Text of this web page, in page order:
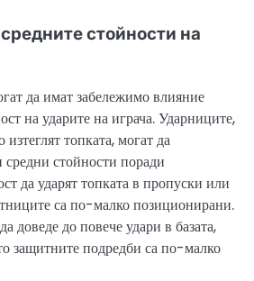
стойности на
да имат забележимо влияние
на ударите на играча. Ударниците,
топката, могат да
стойности поради
да ударят топката в пропуски или
са по-малко позиционирани.
доведе до повече удари в базата,
защитните подредби са по-малко